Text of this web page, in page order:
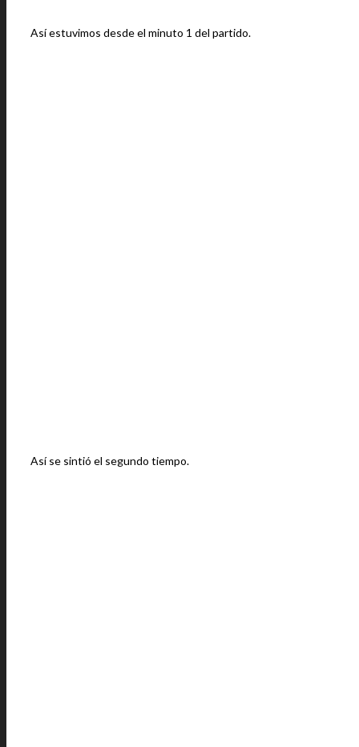
Así estuvimos desde el minuto 1 del partido.
Así se sintió el segundo tiempo.